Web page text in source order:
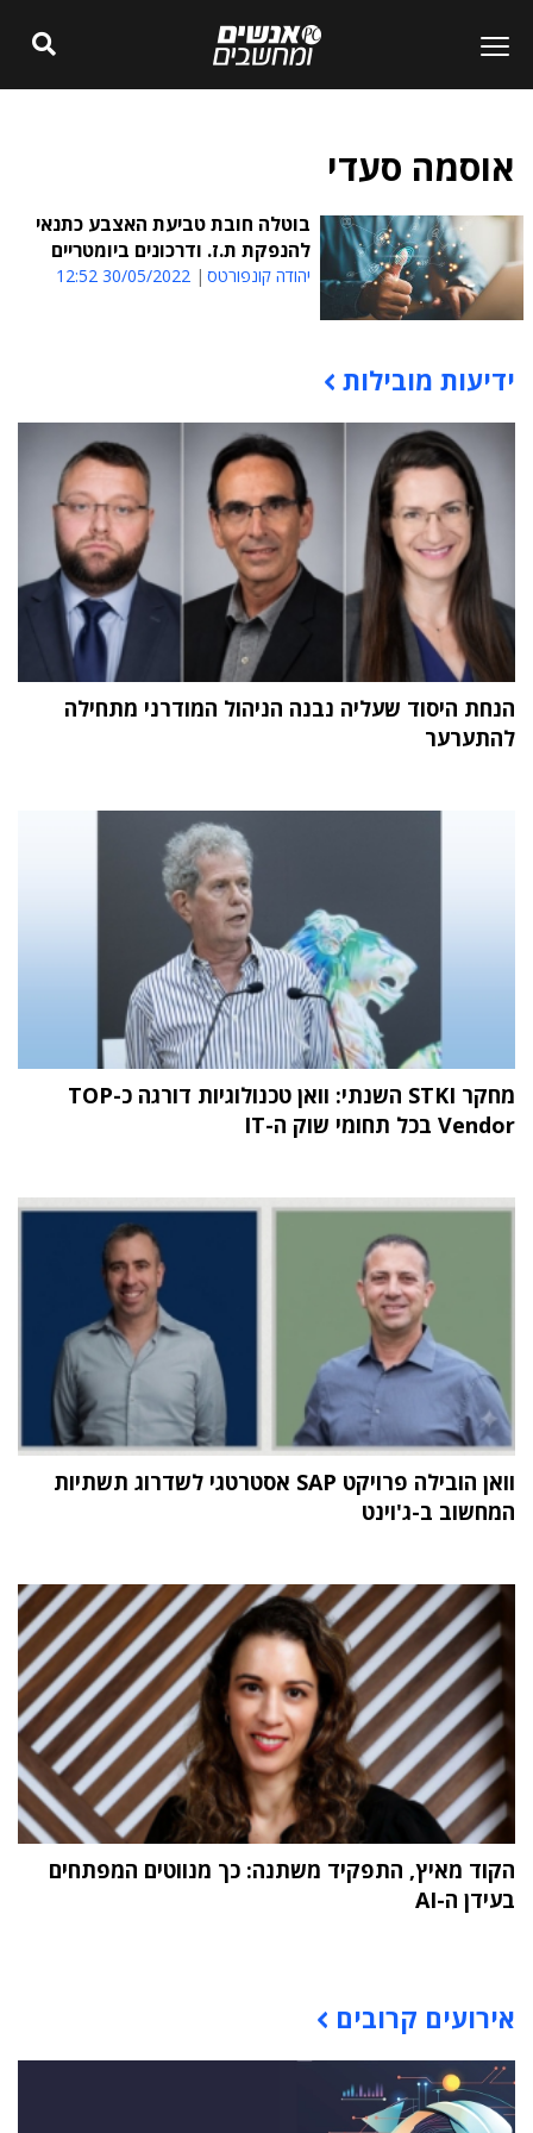
אוסמה סעדי
בוטלה חובת טביעת האצבע כתנאי
להנפקת ת.ז. ודרכונים ביומטריים
יהודה קונפורטס 30/05/2022 12:52
תוכן פרסומי
ידיעות מובילות
הנחת היסוד שעליה נבנה הניהול המודרני מתחילה
להתערער
מחקר STKI השנתי: וואן טכנולוגיות דורגה כ-TOP
Vendor בכל תחומי שוק ה-IT
וואן הובילה פרויקט SAP אסטרטגי לשדרוג תשתיות
המחשוב ב-ג'וינט
הקוד מאיץ, התפקיד משתנה: כך מנווטים המפתחים
בעידן ה-AI
אירועים קרובים